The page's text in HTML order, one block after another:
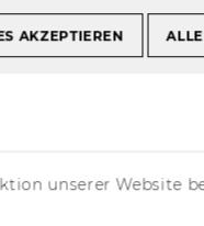
AKZEPTIEREN
unserer Website